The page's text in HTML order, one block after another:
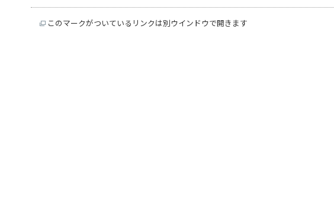
このマークがついているリンクは別ウインドウで開きます